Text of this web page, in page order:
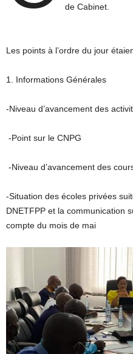
de Cabinet.
Les points à l’ordre du jour
1. Informations Générales
-Niveau d’avancement des
-Point sur le CNPG
-Niveau d’avancement des
-Situation des écoles privées
DNETFPP et la communication
compte du mois de mai